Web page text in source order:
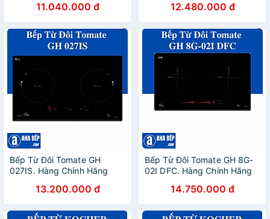
11.040.000 đ 12.480.000 đ
Bếp Từ Đôi Tomate GH
027IS. Hàng Chính Hãng
13.200.000 đ
Bếp Từ Đôi Tomate GH 8G-
02I DFC. Hàng Chính Hãng
14.750.000 đ